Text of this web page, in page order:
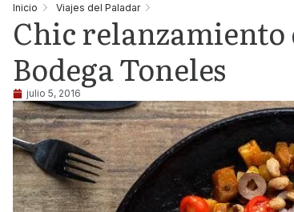
Inicio Viajes del Paladar
Chic relanzamiento
Bodega Toneles
julio 5, 2016